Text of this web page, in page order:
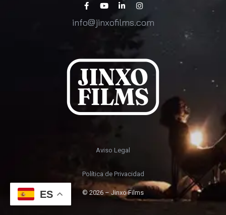
info@jinxofilms.com
Aviso Legal
Política de Privacidad
© 2026 – Jinxo Films
ES